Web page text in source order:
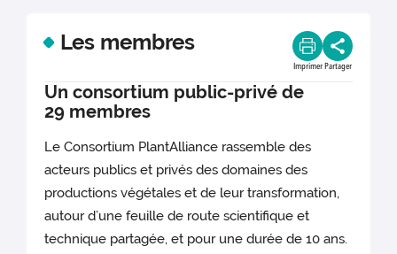
Les membres
Imprimer Partager
Un consortium public-privé de
29 membres
Le Consortium PlantAlliance rassemble des
acteurs publics et privés des domaines des
productions végétales et de leur transformation,
autour d’une feuille de route scientifique et
technique partagée, et pour une durée de 10 ans.